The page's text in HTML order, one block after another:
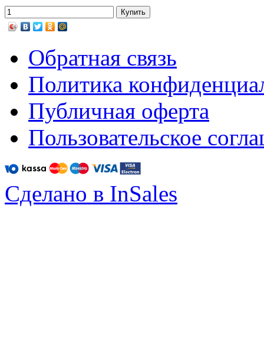
Обратная связь
Политика
Публичная оферта
Пользовательское
Сделано в InSales